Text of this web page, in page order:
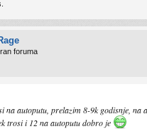
foruma
na autoputu, prelazim 8-9k godisnje, na
trosi i 12 na autoputu dobro je